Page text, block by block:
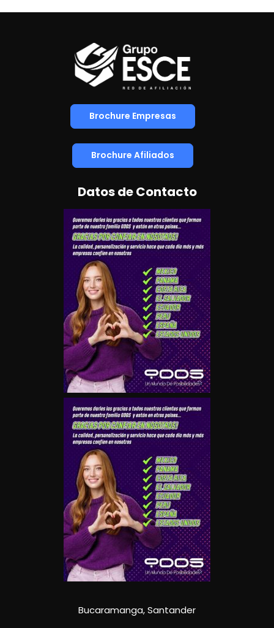
Brochure Empresas
Brochure Afiliados
Datos de Contacto
Bucaramanga, Santander